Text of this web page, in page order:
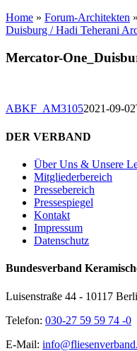
Home » Forum-Architekten »
Duisburg / Hadi Teherani
Mercator-
ABKF_AM31052021-09-
DER VERBAND
Über Uns & Unsere
Mitgliederbereich
Pressebereich
Pressespiegel
Kontakt
Impressum
Datenschutz
Bundesverband
Luisenstraße 44 - 10117
Telefon: 030-27 59 59 74 -0
E-Mail: